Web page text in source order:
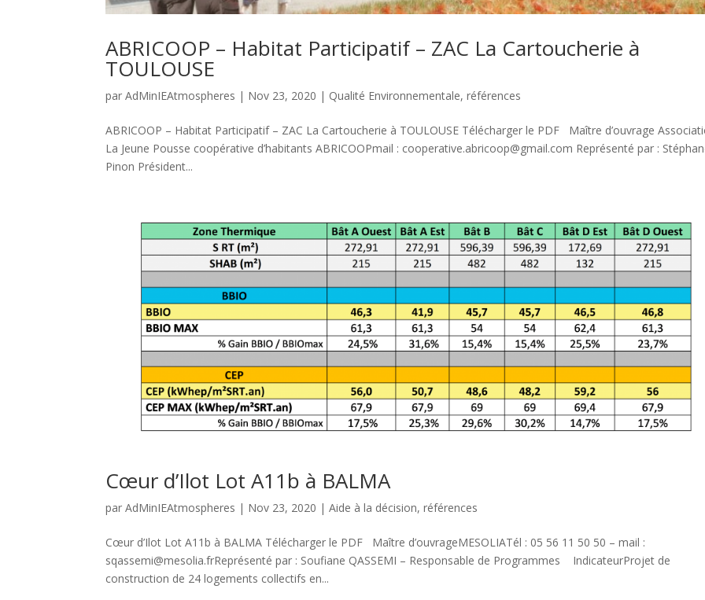
ABRICOOP – Habitat Participatif – ZAC La Cartoucherie à
TOULOUSE
parAdMinIEAtmospheres | Nov 23, 2020 | Qualité Environnementale,références
ABRICOOP – Habitat Participatif – ZAC La Cartoucherie à TOULOUSE Télécharger le PDF Maître d’ouvrage
La Jeune Pousse coopérative d’habitants ABRICOOPmail : cooperative.abricoop@gmail.com Représenté par :
Pinon Président...
Cœur d’Ilot Lot A11b à BALMA
parAdMinIEAtmospheres | Nov 23, 2020 |Aide à la décision,références
Cœur d’Ilot Lot A11b à BALMA Télécharger le PDF Maître d’ouvrageMESOLIATél : 05 56 11 50 50 – mail :
sqassemi@mesolia.frReprésenté par : Soufiane QASSEMI – Responsable de Programmes IndicateurProjet de
construction de 24 logements collectifs en...